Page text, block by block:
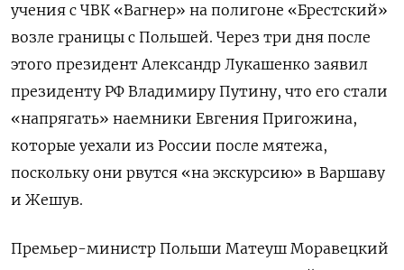
учения с ЧВК «Вагнер» на полигоне «Брестский»
возле границы с Польшей. Через три дня после
этого президент Александр Лукашенко заявил
президенту РФ Владимиру Путину, что его стали
«напрягать» наемники Евгения Пригожина,
которые уехали из России после мятежа,
поскольку они рвутся «на экскурсию» в Варшаву
и Жешув.
Премьер-министр Польши Матеуш Моравецкий